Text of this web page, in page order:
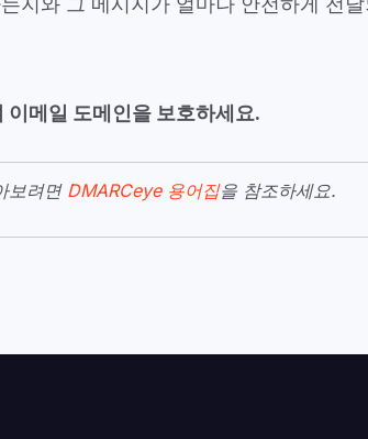
이메일 도메인을 보호하세요.
보려면 DMARCeye 용어집을 참조하세요.